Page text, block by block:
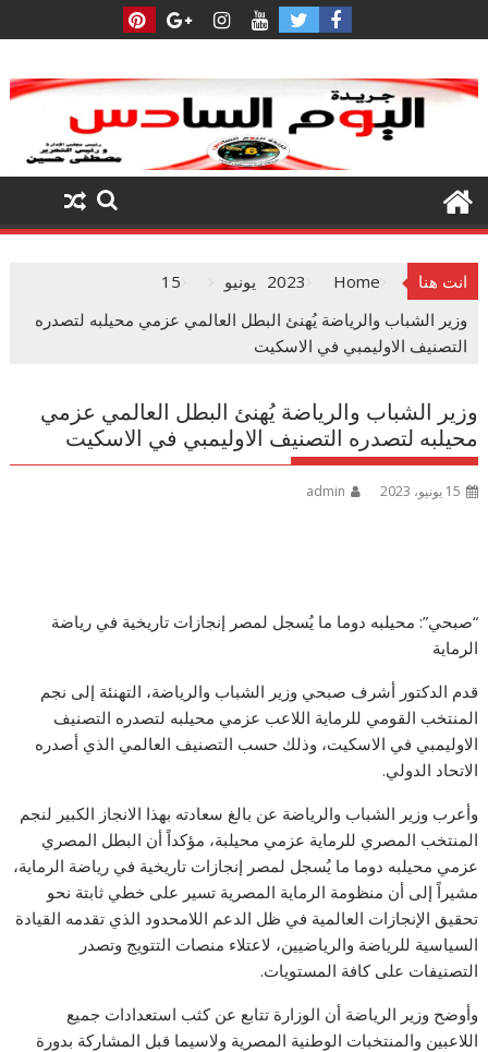
to
انت هنا Home
2023 يونيو
15
وزير الشباب والرياضة يُهنئ البطل العالمي عزمي محيلبه لتصدره
التصنيف الاوليمبي في الاسكيت
وزير الشباب والرياضة يُهنئ البطل العالمي عزمي
محيلبه لتصدره التصنيف الاوليمبي في الاسكيت
15 يونيو، 2023 admin
“صبحي”: محيلبه دوما ما يُسجل لمصر إنجازات تاريخية في رياضة
الرماية
قدم الدكتور أشرف صبحي وزير الشباب والرياضة، التهنئة إلى نجم
المنتخب القومي للرماية اللاعب عزمي محيلبه لتصدره التصنيف
الاوليمبي في الاسكيت، وذلك حسب التصنيف العالمي الذي أصدره
الاتحاد الدولي.
وأعرب وزير الشباب والرياضة عن بالغ سعادته بهذا الانجاز الكبير لنجم
المنتخب المصري للرماية عزمي محيلبة، مؤكداً أن البطل المصري
عزمي محيلبه دوما ما يُسجل لمصر إنجازات تاريخية في رياضة الرماية،
مشيراً إلى أن منظومة الرماية المصرية تسير على خطي ثابتة نحو
تحقيق الإنجازات العالمية في ظل الدعم اللامحدود الذي تقدمه القيادة
السياسية للرياضة والرياضيين، لاعتلاء منصات التتويج وتصدر
التصنيفات على كافة المستويات.
وأوضح وزير الرياضة أن الوزارة تتابع عن كثب استعدادات جميع
اللاعبين والمنتخبات الوطنية المصرية ولاسيما قبل المشاركة بدورة